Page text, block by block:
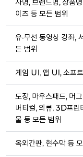
사명, 브랜드명, 상품
이즈 등 모든 범위
유·무선 동영상 강좌,
든 범위
게임 UI, 앱 UI, 소프
도장, 마우스패드, 머
버티컬, 의류, 3D프린
물 등 모든 범위
옥외간판, 현수막 등